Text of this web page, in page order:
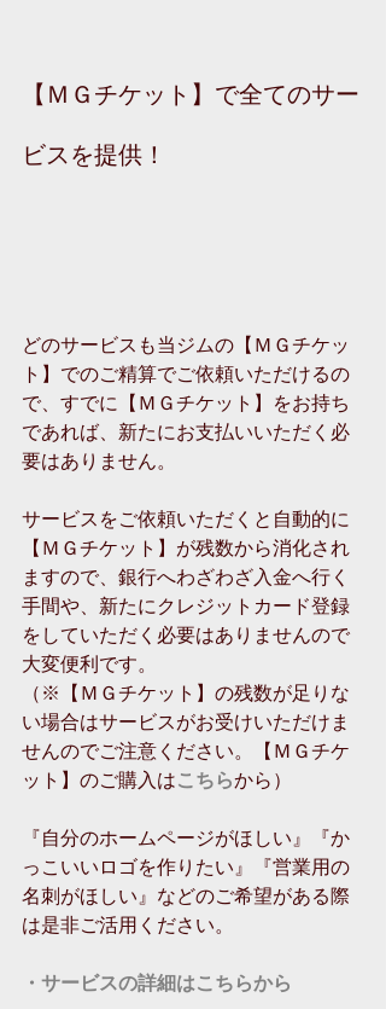
【ＭＧチケット】で全てのサー
ビスを提供！
どのサービスも当ジムの【ＭＧチケッ
ト】でのご精算でご依頼いただけるの
で、すでに【ＭＧチケット】をお持ち
であれば、新たにお支払いいただく必
要はありません。
サービスをご依頼いただくと自動的に
【ＭＧチケット】が残数から消化され
ますので、銀行へわざわざ入金へ行く
手間や、新たにクレジットカード登録
をしていただく必要はありませんので
大変便利です。
（※【ＭＧチケット】の残数が足りな
い場合はサービスがお受けいただけま
せんのでご注意ください。【ＭＧチケ
ット】のご購入はこちらから）
『自分のホームページがほしい』『か
っこいいロゴを作りたい』『営業用の
名刺がほしい』などのご希望がある際
は是非ご活用ください。
・サービスの詳細はこちらから